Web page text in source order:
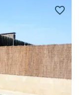
favorite_border